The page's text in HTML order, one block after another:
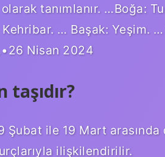
tanımlanır. …Boğa:
… Başak: Yeşim.
Nisan 2024
ile 19 Mart arasında
ilişkilendirilir.